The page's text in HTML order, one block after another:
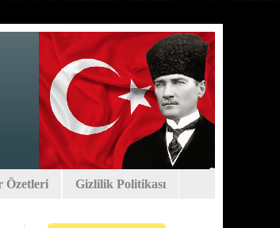
Özetleri Gizlilik Politikası